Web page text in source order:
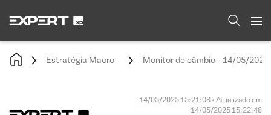
Estratégia Macro Monitor de câmbio - 14/05/2025
14/05/2025 15:21:08 • Atualizado em
14/05/2025 15:22:48